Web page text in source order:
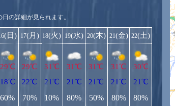
の詳細が見られます。
(日)
29℃
18℃
60%
17(月)
29℃
22℃
70%
18(火)
31℃
21℃
10%
19(水)
31℃
21℃
80%
20(木)
31℃
21℃
50%
21(金)
31℃
21℃
80%
22(土)
30℃
21℃
80%